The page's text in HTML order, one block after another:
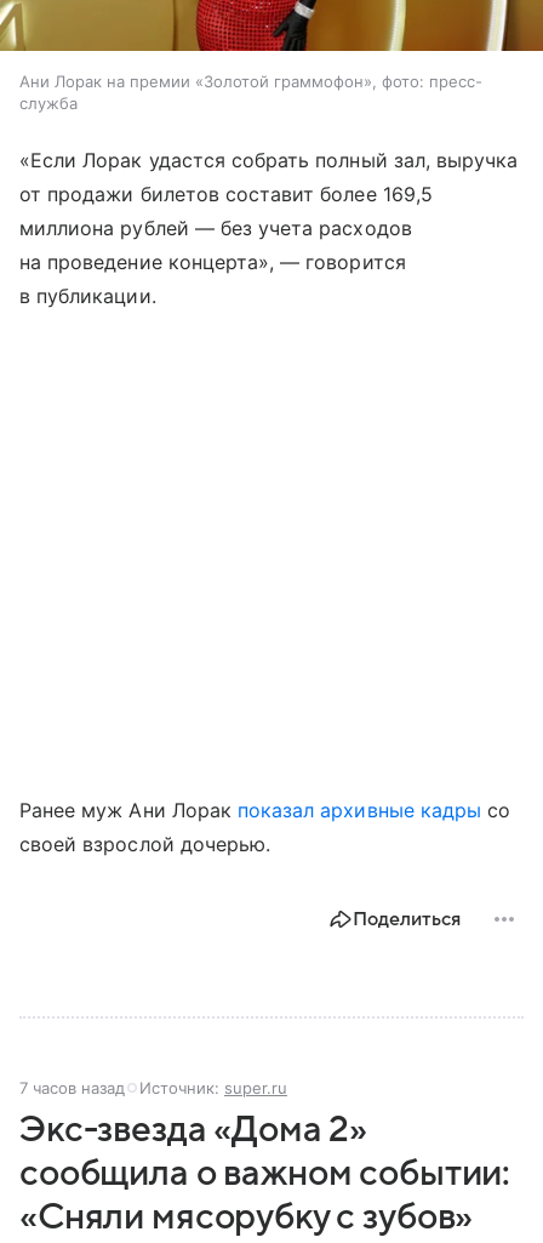
Ани Лорак на премии «Золотой граммофон», фото: пресс-
служба
«Если Лорак удастся собрать полный зал, выручка
от продажи билетов составит более 169,5
миллиона рублей — без учета расходов
на проведение концерта», — говорится
в публикации.
Ранее муж Ани Лорак показал архивные кадры со
своей взрослой дочерью.
Поделиться
7 часов назад Источник: super.ru
Экс-звезда «Дома 2»
сообщила о важном событии:
«Сняли мясорубку с зубов»